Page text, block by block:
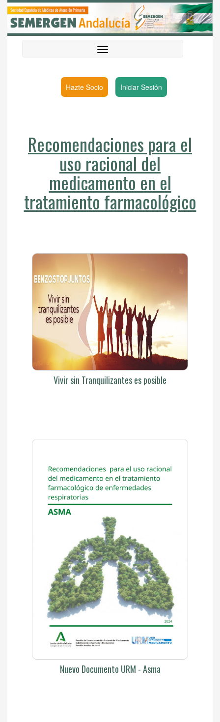
Hazte Socio Iniciar Sesión
Recomendaciones para el
uso racional del
medicamento en el
tratamiento farmacológico
Vivir sin Tranquilizantes es posible
Nuevo Documento URM - Asma